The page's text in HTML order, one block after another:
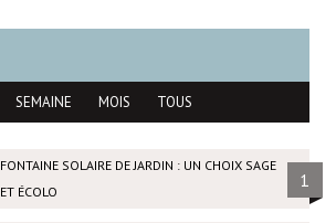
SEMAINE MOIS TOUS
FONTAINE SOLAIRE DE JARDIN : UN CHOIX SAGE
ET ÉCOLO
1